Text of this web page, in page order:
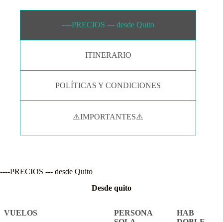
----PRECIOS --- desde Quito
ITINERARIO
POLÍTICAS Y CONDICIONES
⚠️IMPORTANTES⚠️
----PRECIOS --- desde Quito
Desde quito
VUELOS
PERSONA
HAB